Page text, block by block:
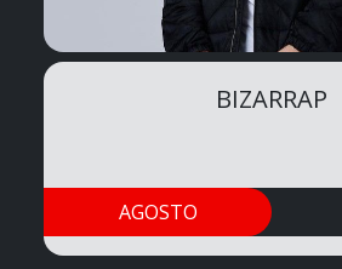
BIZARRAP
AGOSTO